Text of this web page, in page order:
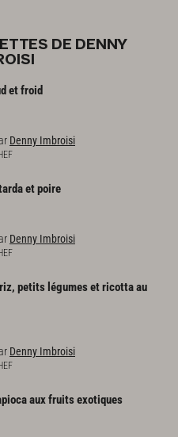
DE DENNY
etfroid
Denny Imbroisi
etpoire
Denny Imbroisi
riz, petits légumesetricottaau
Denny Imbroisi
auxfruitsexotiques